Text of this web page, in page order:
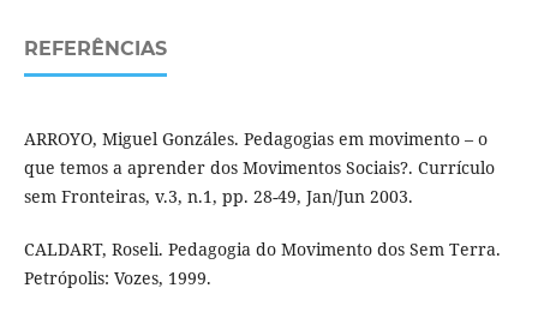
REFERÊNCIAS
ARROYO, Miguel Gonzáles. Pedagogias em movimento – o
que temos a aprender dos Movimentos Sociais?. Currículo
sem Fronteiras, v.3, n.1, pp. 28-49, Jan/Jun 2003.
CALDART, Roseli. Pedagogia do Movimento dos Sem Terra.
Petrópolis: Vozes, 1999.